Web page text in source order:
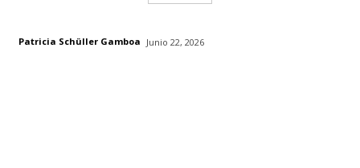
Patricia Schüller Gamboa Junio 22, 2026